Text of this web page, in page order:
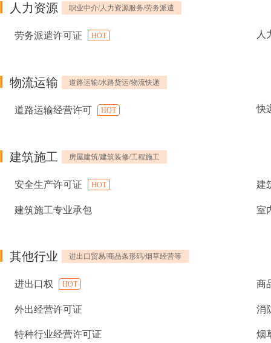
人力资源 职业中介/人力资源服务/劳务派遣
劳务派遣许可证 HOT 人
物流运输 道路运输/水路货运/物流快递
道路运输经营许可 HOT 快
建筑施工 房屋建筑/建筑装修/工程施工
安全生产许可证 HOT 建
建筑施工专业承包 室
其他行业 进出口贸易/商品条形码/烟草经营等
进出口权 HOT 商
外出经营许可证 消
特种行业经营许可证 烟